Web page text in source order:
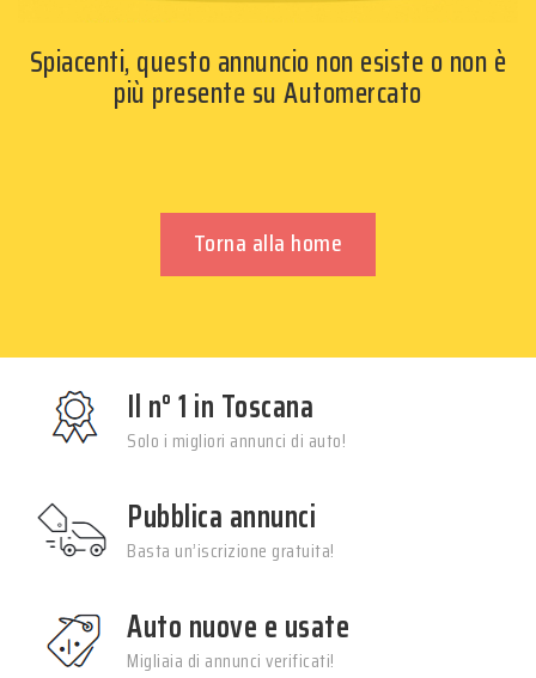
Spiacenti, questo annuncio non esiste o non è
più presente su Automercato
Torna alla home
Il n° 1 in Toscana
Solo i migliori annunci di auto!
Pubblica annunci
Basta un’iscrizione gratuita!
Auto nuove e usate
Migliaia di annunci verificati!